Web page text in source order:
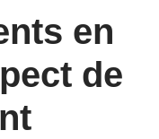
en
de